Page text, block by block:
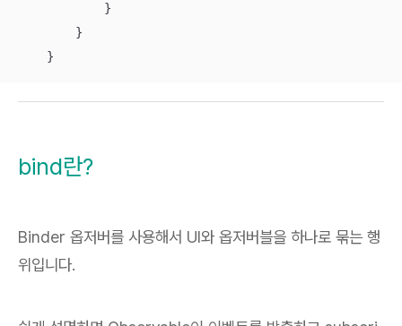
            }
        }
    }
bind란?
Binder 옵저버를 사용해서 UI와 옵저버블을 하나로 묶는 행
위입니다.